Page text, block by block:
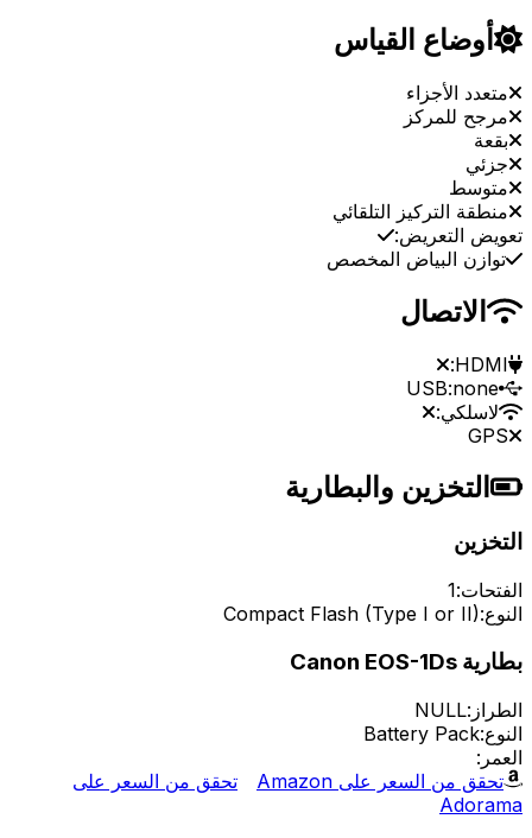
أوضاع القياس
متعدد الأجزاء
مرجح للمركز
بقعة
جزئي
متوسط
منطقة التركيز التلقائي
تعويض التعريض:
توازن البياض المخصص
الاتصال
HDMI:
USB:none
لاسلكي:
GPS
التخزين والبطارية
التخزين
الفتحات:1
النوع:Compact Flash (Type I or II)
بطارية Canon EOS-1Ds
الطراز:NULL
النوع:Battery Pack
العمر:
تحقق من السعر على Amazon
تحقق من السعر على
Adorama